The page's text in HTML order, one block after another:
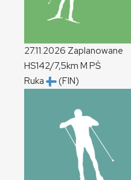
27.11.2026 Zaplanowane
HS142/7,5km M PŚ
Ruka
(FIN)